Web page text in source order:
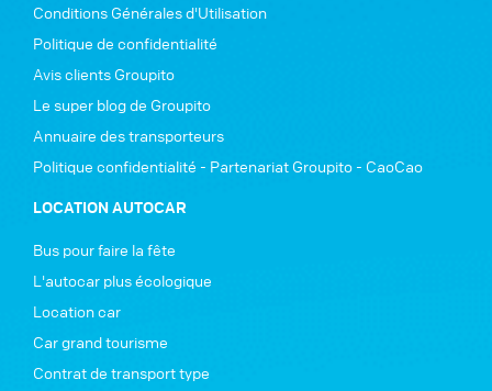
Conditions Générales d'Utilisation
Politique de confidentialité
Avis clients Groupito
Le super blog de Groupito
Annuaire des transporteurs
Politique confidentialité - Partenariat Groupito - CaoCao
LOCATION AUTOCAR
Bus pour faire la fête
L'autocar plus écologique
Location car
Car grand tourisme
Contrat de transport type